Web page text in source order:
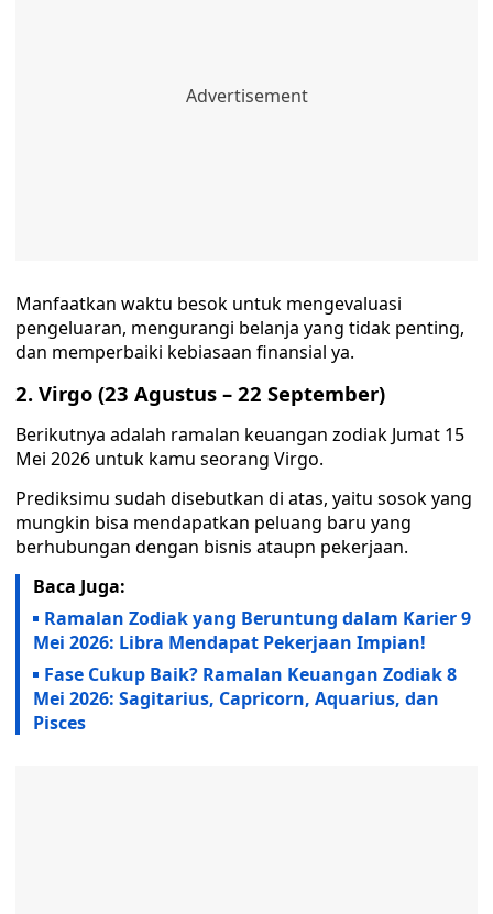
Manfaatkan waktu besok untuk mengevaluasi
pengeluaran, mengurangi belanja yang tidak penting,
dan memperbaiki kebiasaan finansial ya.
2. Virgo (23 Agustus – 22 September)
Berikutnya adalah ramalan keuangan zodiak Jumat 15
Mei 2026 untuk kamu seorang Virgo.
Prediksimu sudah disebutkan di atas, yaitu sosok yang
mungkin bisa mendapatkan peluang baru yang
berhubungan dengan bisnis ataupn pekerjaan.
Baca Juga:
Ramalan Zodiak yang Beruntung dalam Karier 9
Mei 2026: Libra Mendapat Pekerjaan Impian!
Fase Cukup Baik? Ramalan Keuangan Zodiak 8
Mei 2026: Sagitarius, Capricorn, Aquarius, dan
Pisces